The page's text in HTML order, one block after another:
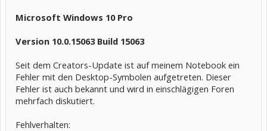
Microsoft Windows 10 Pro
Version 10.0.15063 Build 15063
Seit dem Creators-Update ist auf meinem Notebook ein
Fehler mit den Desktop-Symbolen aufgetreten. Dieser
Fehler ist auch bekannt und wird in einschlägigen Foren
mehrfach diskutiert.
Fehlverhalten: